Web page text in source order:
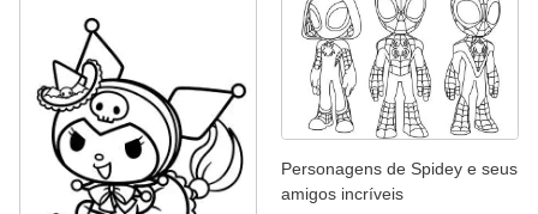
Personagens de Spidey e seus
amigos incríveis